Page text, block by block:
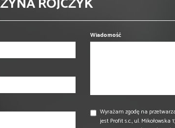
Wiadomość
Wyrażam zgodę na
jest Profit s.c., ul. Mikołowska